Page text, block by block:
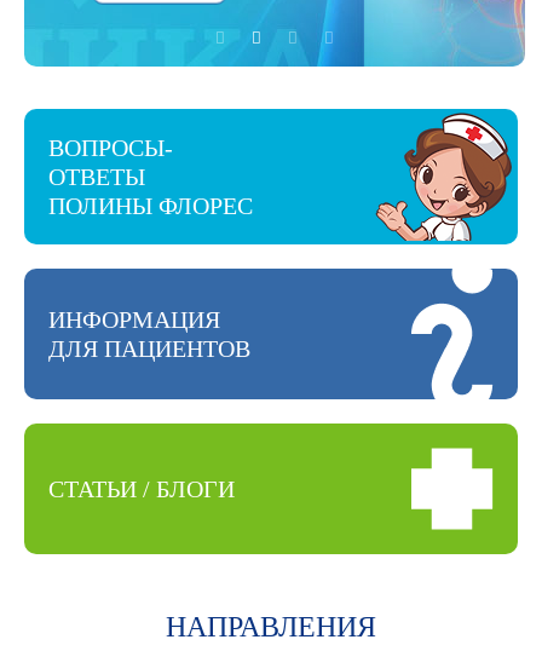
ВОПРОСЫ-
ОТВЕТЫ
ПОЛИНЫ ФЛОРЕС
ИНФОРМАЦИЯ
ДЛЯ ПАЦИЕНТОВ
СТАТЬИ / БЛОГИ
НАПРАВЛЕНИЯ